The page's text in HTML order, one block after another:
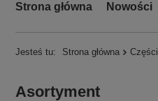
Strona główna Nowości
Jesteś tu: Strona główna Części
Asortyment